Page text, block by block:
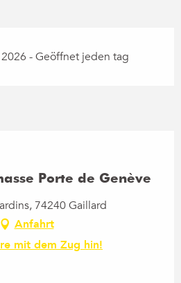
- Geöffnet jeden tag
Porte de Genève
74240 Gaillard
Anfahrt
mit dem Zug hin!